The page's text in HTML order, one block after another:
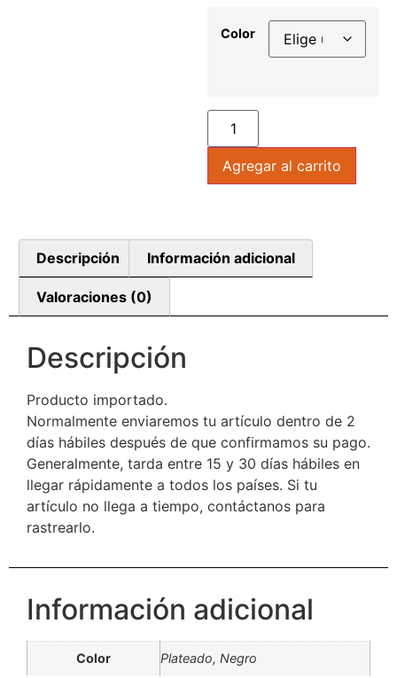
Color
Agregar al carrito
Descripción Información adicional
Valoraciones (0)
Descripción
Producto importado.
Normalmente enviaremos tu artículo dentro de 2
días hábiles después de que confirmamos su pago.
Generalmente, tarda entre 15 y 30 días hábiles en
llegar rápidamente a todos los países. Si tu
artículo no llega a tiempo, contáctanos para
rastrearlo.
Información adicional
Color Plateado, Negro